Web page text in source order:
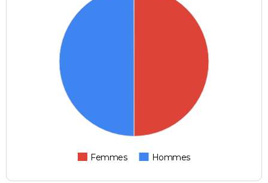
Femmes Hommes